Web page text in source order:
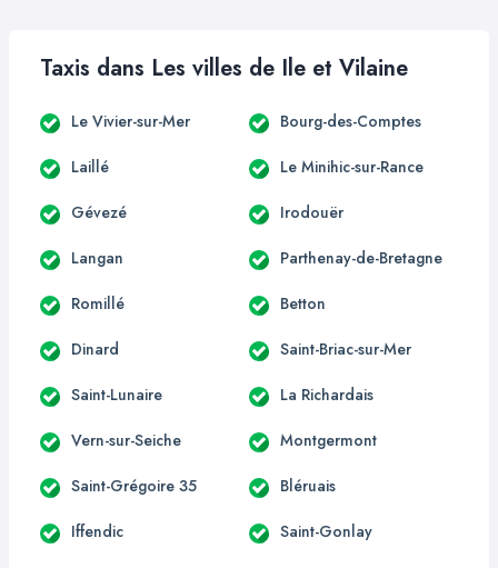
Taxis dans Les villes de Ile et Vilaine
Le Vivier-sur-Mer Bourg-des-Comptes
Laillé Le Minihic-sur-Rance
Gévezé Irodouër
Langan Parthenay-de-Bretagne
Romillé Betton
Dinard Saint-Briac-sur-Mer
Saint-Lunaire La Richardais
Vern-sur-Seiche Montgermont
Saint-Grégoire 35 Bléruais
Iffendic Saint-Gonlay